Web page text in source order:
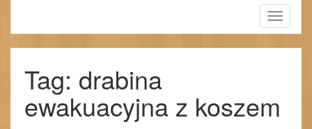
Toggle
Tag: drabina
ewakuacyjna z koszem